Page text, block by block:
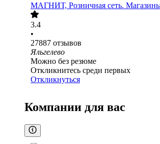
МАГНИТ, Розничная сеть.
3.4
•
27887 отзывов
Яльгелево
Можно без резюме
Откликнитесь среди первых
Откликнуться
Компании для вас